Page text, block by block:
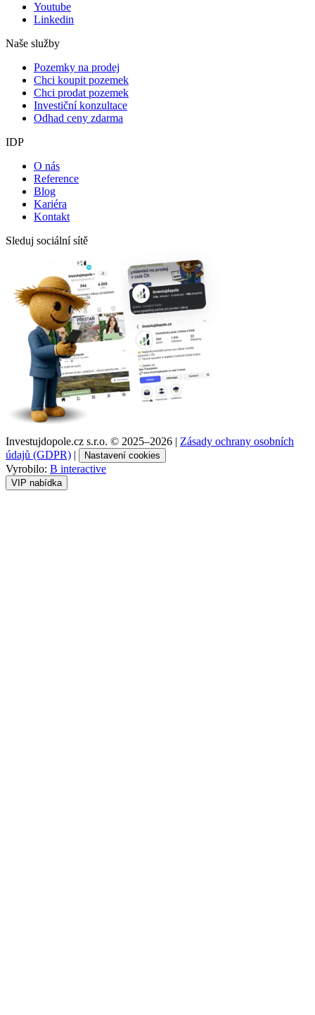
Youtube
Linkedin
Naše služby
Pozemky na prodej
Chci koupit pozemek
Chci prodat pozemek
Investiční konzultace
Odhad ceny zdarma
IDP
O nás
Reference
Blog
Kariéra
Kontakt
Sleduj sociální sítě
Investujdopole.cz s.r.o. © 2025–2026 | Zásady ochrany osobních
údajů (GDPR) | Nastavení cookies
Vyrobilo: B interactive
VIP nabídka